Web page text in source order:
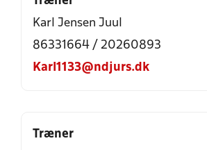
Karl Jensen Juul
86331664 / 20260893
Karl1133@ndjurs.dk
Træner